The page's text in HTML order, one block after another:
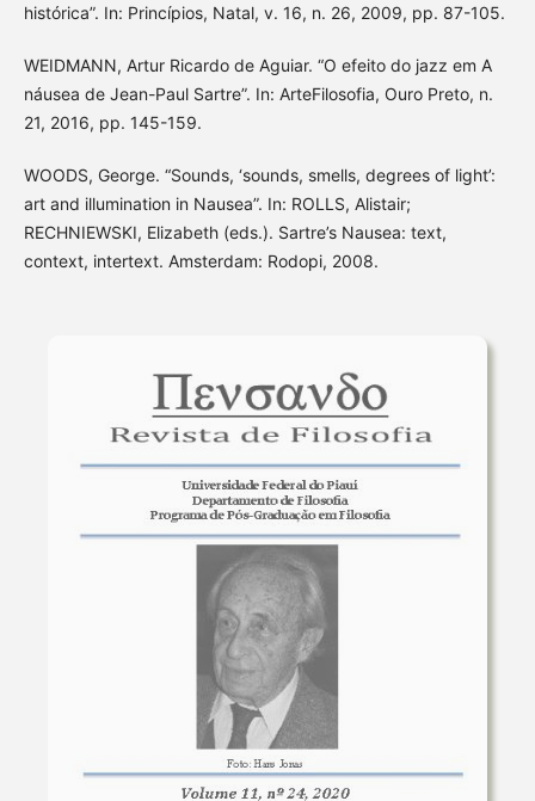
histórica”. In: Princípios, Natal, v. 16, n. 26, 2009, pp. 87-105.
WEIDMANN, Artur Ricardo de Aguiar. “O efeito do jazz em A
náusea de Jean-Paul Sartre”. In: ArteFilosofia, Ouro Preto, n.
21, 2016, pp. 145-159.
WOODS, George. “Sounds, ‘sounds, smells, degrees of light’:
art and illumination in Nausea”. In: ROLLS, Alistair;
RECHNIEWSKI, Elizabeth (eds.). Sartre’s Nausea: text,
context, intertext. Amsterdam: Rodopi, 2008.